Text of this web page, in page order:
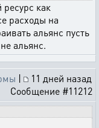
как
расходы на
альянс пусть
альянс.
|
11 дней назад
Сообщение #11212